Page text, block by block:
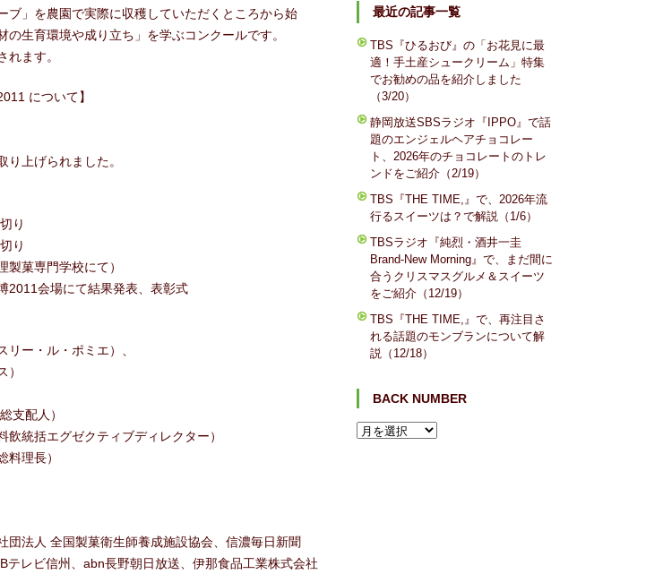
ブ」を農園で実際に収穫していただくところから始
生育環境や成り立ち」を学ぶコンクールです。
ます。
について】
上げられました。
り
り
菓専門学校にて）
会場にて結果発表、表彰式
ー・ル・ポミエ）、
支配人）
統括エグゼクティブディレクター）
理長）
団法人 全国製菓衛生師養成施設協会、信濃毎日新聞
テレビ信州、abn長野朝日放送、伊那食品工業株式会社
最近の記事一覧
TBS『ひるおび』の「お花見に最
適！手土産シュークリーム」特集
でお勧めの品を紹介しました
（3/20）
静岡放送SBSラジオ『IPPO』で話
題のエンジェルヘアチョコレー
ト、2026年のチョコレートのトレ
ンドをご紹介（2/19）
TBS『THE TIME,』で、2026年流
行るスイーツは？で解説（1/6）
TBSラジオ『純烈・酒井一圭
Brand-New Morning』で、まだ間に
合うクリスマスグルメ＆スイーツ
をご紹介（12/19）
TBS『THE TIME,』で、再注目さ
れる話題のモンブランについて解
説（12/18）
BACK NUMBER